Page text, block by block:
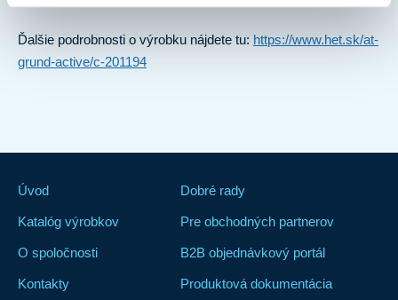
Ďalšie podrobnosti o výrobku nájdete tu: https://www.het.sk/at-
grund-active/c-201194
Úvod
Katalóg výrobkov
O spoločnosti
Kontakty
Dobré rady
Pre obchodných partnerov
B2B objednávkový portál
Produktová dokumentácia